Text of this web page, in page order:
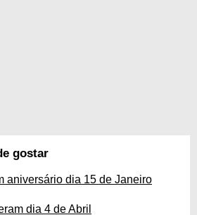
gostar
aniversário dia 15 de Janeiro
dia 4 de Abril